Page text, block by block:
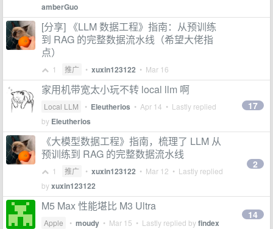
amberGuo
[分享] 《LLM 数据工程》指南：从预训练
到 RAG 的完整数据流水线（希望大佬指
点）
1 推广 • xuxin123122 • Mar 16
家用机带宽太小玩不转 local llm 啊
Local LLM • Eleutherios • Apr 14 • Lastly replied
by Eleutherios
17
《大模型数据工程》指南，梳理了 LLM 从
预训练到 RAG 的完整数据流水线
1 推广 • xuxin123122 • Mar 12 • Lastly replied
byxuxin123122
2
M5 Max 性能堪比 M3 Ultra
Apple • moudy • Mar 15 • Lastly replied byfindex
14